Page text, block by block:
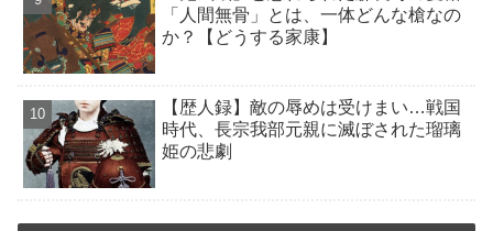
「人間無骨」とは、一体どんな槍なの
か？【どうする家康】
【歴人録】敵の辱めは受けまい…戦国
時代、長宗我部元親に滅ぼされた瑠璃
姫の悲劇